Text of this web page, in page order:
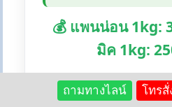
💰 แพนน่อน 1kg:
มิค 1kg:
🛒 สั่งซื้อแพนน่อน:
ถามทางไลน์ โทรสั่